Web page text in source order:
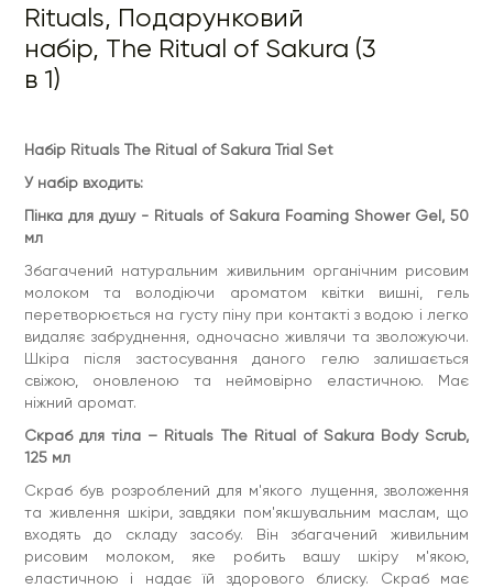
Скраб був розроблений для м'якого лущення, зволоження
та живлення шкіри, завдяки пом'якшувальним маслам, що
входять до складу засобу. Він збагачений живильним
рисовим молоком, яке робить вашу шкіру м'якою,
еластичною і надає їй здорового блиску. Скраб має
Крем для тіла - Rituals The Ritual Of Sakura 70 мл
Цей крем для тіла створений на основі унікального
поєднання зволожуючих інгредієнтів та вітамінів, які
зроблять вашу шкіру неймовірно гладкою, свіжою та
оновленою. Його основним елементом є азіатська
Доведено, що крем заспокоює запалення, прискорює
загоєння ран, стимулює ріст нових клітин, накопичує
колаген, покращує кровообіг та зміцнює шкіру. Крем
наповнений солодким ароматом квіток вишні та рисового
молока.
Rituals, Подарунковий
набір, The Ritual of Sakura (3
в 1)
Набір Rituals The Ritual of Sakura Trial Set
У набір входить:
Пінка для душу - Rituals of Sakura Foaming Shower Gel, 50
мл
Збагачений натуральним живильним органічним рисовим
молоком та володіючи ароматом квітки вишні, гель
перетворюється на густу піну при контакті з водою і легко
видаляє забруднення, одночасно живлячи та зволожуючи.
Шкіра після застосування даного гелю залишається
свіжою, оновленою та неймовірно еластичною. Має
ніжний аромат.
Скраб для тіла – Rituals The Ritual of Sakura Body Scrub,
125 мл
Скраб був розроблений для м'якого лущення, зволоження
та живлення шкіри, завдяки пом'якшувальним маслам, що
входять до складу засобу. Він збагачений живильним
рисовим молоком, яке робить вашу шкіру м'якою,
еластичною і надає їй здорового блиску. Скраб має